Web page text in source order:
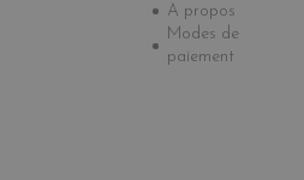
A propos
Modes de
paiement